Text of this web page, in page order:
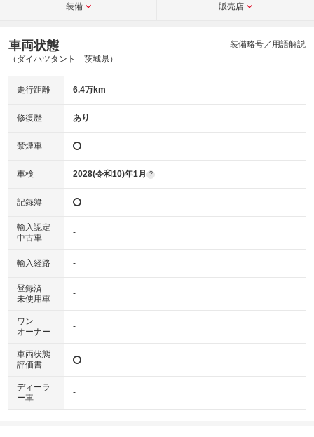
装備 販売店
車両状態
（ダイハツタント 茨城県）
装備略号／用語解説
走行距離 6.4万km
修復歴 あり
禁煙車
車検 2028(令和10)年1月 ?
記録簿
輸入認定
中古車
-
輸入経路 -
登録済
未使用車
-
ワン
オーナー
-
車両状態
評価書
ディーラ
ー車
-